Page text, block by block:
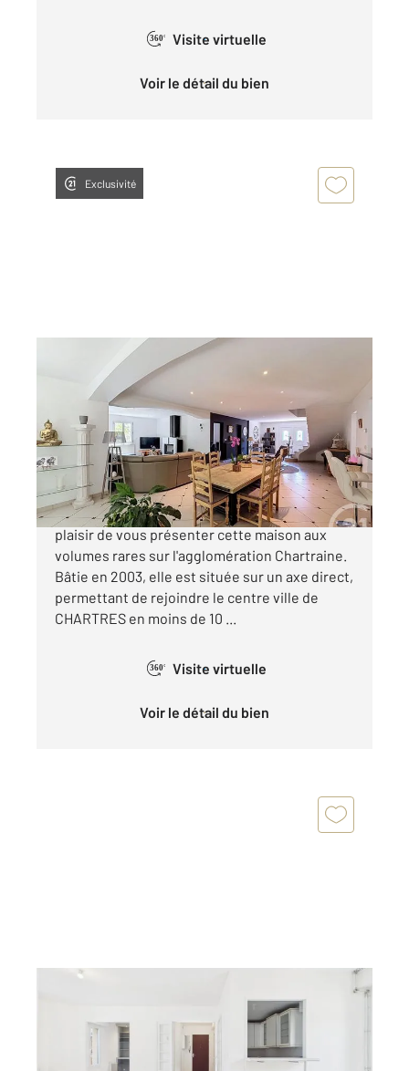
360° Visite virtuelle
Voir le détail du bien
Exclusivité
CHARTRES 28
, 6 pièces
Ref : 28227
Maison à vendre
599 000 €
MORANCEZ - EXCLUSIVITÉ Nous avons le
plaisir de vous présenter cette maison aux
volumes rares sur l'agglomération Chartraine.
Bâtie en 2003, elle est située sur un axe direct,
permettant de rejoindre le centre ville de
CHARTRES en moins de 10 ...
360° Visite virtuelle
Voir le détail du bien
Ref : 28170
Appartement F3 Bis à vendre